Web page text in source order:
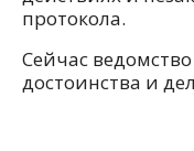
протокола.
Сейчас
достоинства и